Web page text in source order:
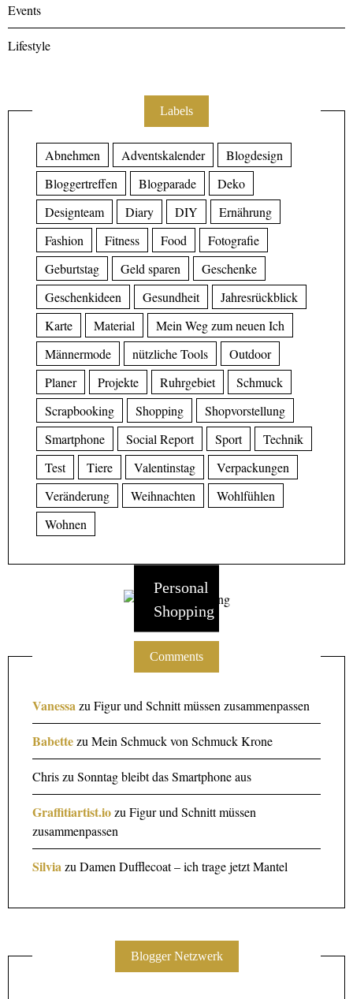
Events
Lifestyle
Labels
Abnehmen Adventskalender
Blogdesign
Bloggertreffen
Blogparade
Deko
Designteam
Diary DIY
Ernährung
Fashion
Fitness Food
Fotografie
Geburtstag
Geld sparen
Geschenke
Geschenkideen
Gesundheit
Jahresrückblick
Karte
Material
Mein Weg zum neuen Ich
Männermode
nützliche Tools
Outdoor
Planer
Projekte Ruhrgebiet
Schmuck
Scrapbooking
Shopping
Shopvorstellung
Smartphone
Social Report Sport
Technik
Test
Tiere Valentinstag
Verpackungen
Veränderung
Weihnachten
Wohlfühlen
Wohnen
Personal
Shopping
Comments
VanessazuFigur und Schnitt müssen zusammenpassen
BabettezuMein Schmuck von Schmuck Krone
ChriszuSonntag bleibt das Smartphone aus
Graffitiartist.iozuFigur und Schnitt müssen
zusammenpassen
SilviazuDamen Dufflecoat – ich trage jetzt Mantel
Blogger Netzwerk